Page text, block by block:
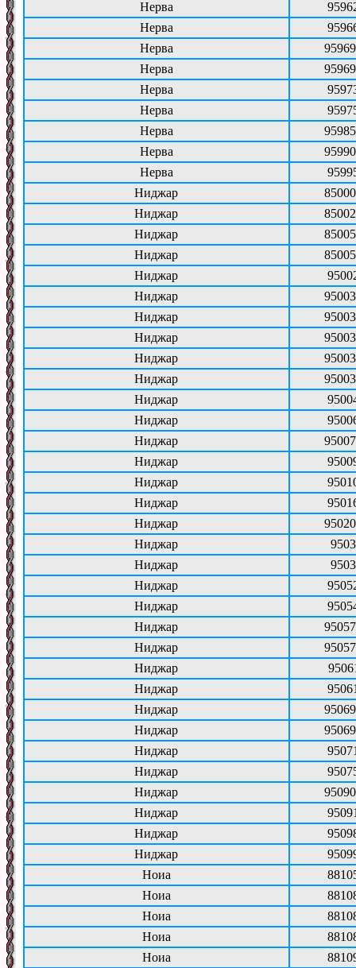
Нерва
Нерва
Нерва
Нерва
Нерва
Нерва
Нерва
Нерва
Нерва
Ниджар
Ниджар
Ниджар
Ниджар
Ниджар
Ниджар
Ниджар
Ниджар
Ниджар
Ниджар
Ниджар
Ниджар
Ниджар
Ниджар
Ниджар
Ниджар
Ниджар
Ниджар
Ниджар
Ниджар
Ниджар
Ниджар
Ниджар
Ниджар
Ниджар
Ниджар
Ниджар
Ниджар
Ниджар
Ниджар
Ниджар
Ниджар
Ниджар
Ноиа
Ноиа
Ноиа
Ноиа
Ноиа